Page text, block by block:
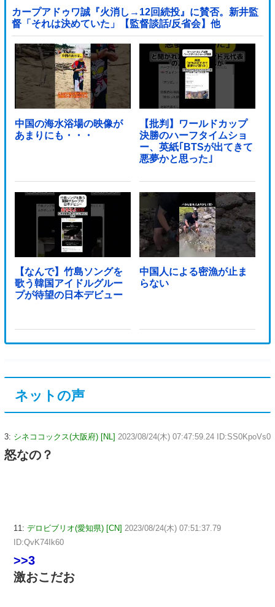
カープアドゥワ誠『火消し→12回続投』に賛否。新井監
督「それは決めていた」【監督談話/反省会】他
中国の海水浴場の映像が
あまりにも・・・
【批判】ワールドカップ
決勝のハーフタイムショ
ー、英紙｢BTSが出てきて
悪夢かと思った｣
【なんで】竹島ソングを
歌う韓国アイドルグルー
プが待望の日本デビュー
中国人による密漁が止ま
らない
ネットの声
3: シネココックス(大阪府) [NL] 2023/08/24(木) 07:47:59.24 ID:SS0KpoVs0
怒なの？
11: デロビブリオ(愛知県) [CN] 2023/08/24(木) 07:51:37.79
ID:QvK74Ik60
>>3
激おこだお